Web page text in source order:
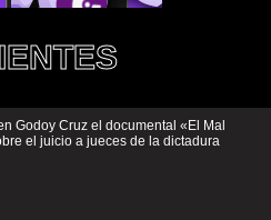
Godoy Cruz el documental «El Mal
el juicio a jueces de la dictadura